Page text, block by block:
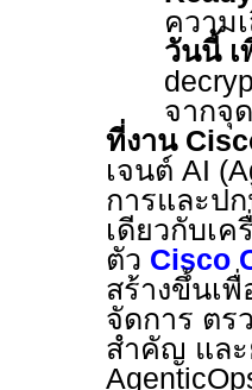
ความ
วันนี้
จากจุ
ที่งาน
เจนต์ AI
การและป
เดียวกับเ
ตัว Cisco
สร้างขึ้นเ
จัดการ ตร
สำคัญ และ